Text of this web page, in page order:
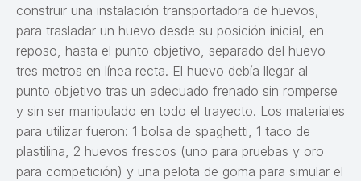
construir una instalación transportadora de huevos,
para trasladar un huevo desde su posición inicial, en
reposo, hasta el punto objetivo, separado del huevo
tres metros en línea recta. El huevo debía llegar al
punto objetivo tras un adecuado frenado sin romperse
y sin ser manipulado en todo el trayecto. Los materiales
para utilizar fueron: 1 bolsa de spaghetti, 1 taco de
plastilina, 2 huevos frescos (uno para pruebas y oro
para competición) y una pelota de goma para simular el